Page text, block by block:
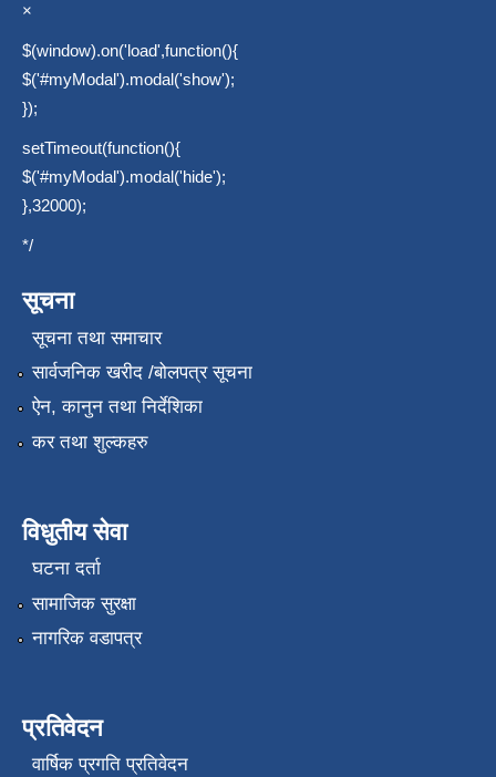
×
$(window).on('load',function(){
$('#myModal').modal('show');
});
setTimeout(function(){
$('#myModal').modal('hide');
},32000);
*/
सूचना
सूचना तथा समाचार
सार्वजनिक खरीद /बोलपत्र सूचना
ऐन, कानुन तथा निर्देशिका
कर तथा शुल्कहरु
विधुतीय सेवा
घटना दर्ता
सामाजिक सुरक्षा
नागरिक वडापत्र
प्रतिवेदन
वार्षिक प्रगति प्रतिवेदन